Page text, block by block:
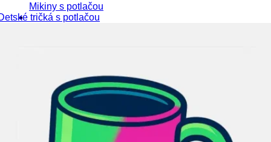
Mikiny s potlačou
tričká s potlačou